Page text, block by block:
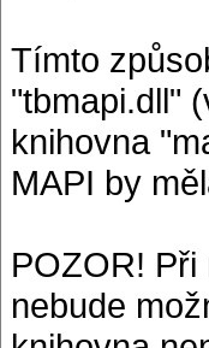
Tímto
"tbmapi.dll"
knihovna
MAPI by
POZOR!
nebude